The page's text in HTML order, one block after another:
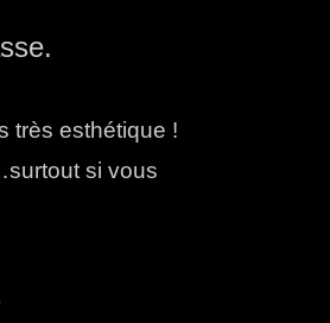
très esthétique !
si vous